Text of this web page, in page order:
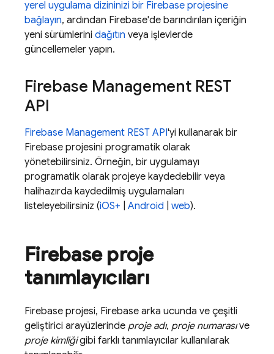
yerel uygulama dizininizi bir Firebase projesine
bağlayın, ardından Firebase'de barındırılan içeriğin
yeni sürümlerini dağıtın veya işlevlerde
güncellemeler yapın.
Firebase Management REST
API
Firebase Management REST API'yi kullanarak bir
Firebase projesini programatik olarak
yönetebilirsiniz. Örneğin, bir uygulamayı
programatik olarak projeye kaydedebilir veya
halihazırda kaydedilmiş uygulamaları
listeleyebilirsiniz (iOS+ Android web).
Firebase proje
tanımlayıcıları
Firebase projesi, Firebase arka ucunda ve çeşitli
geliştirici arayüzlerinde proje adı, proje numarasıve
proje kimliğigibi farklı tanımlayıcılar kullanılarak